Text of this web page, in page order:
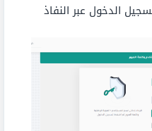
الدخول عبر النفاذ